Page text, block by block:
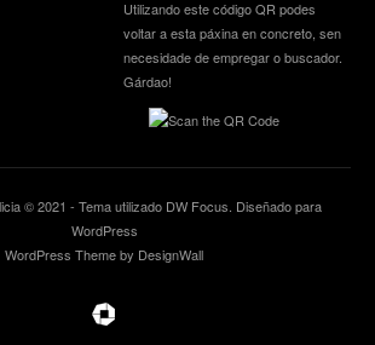
Utilizando este código QR podes
voltar a esta páxina en concreto, sen
necesidade de empregar o buscador.
Gárdao!
© 2021 - Tema utilizado DW Focus . Diseñado para
WordPress
WordPress Theme by DesignWall